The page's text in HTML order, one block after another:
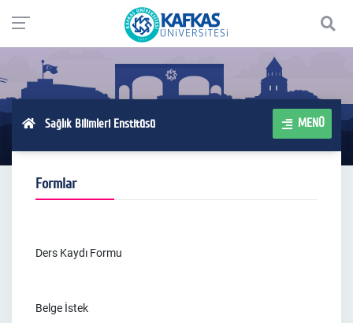
Sağlık Bilimleri Enstitüsü MENÜ
Formlar
Ders Kaydı Formu
Belge İstek